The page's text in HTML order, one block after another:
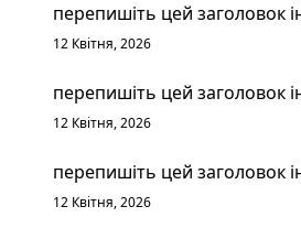
перепишіть цей заголовок
12 Квітня, 2026
перепишіть цей заголовок
12 Квітня, 2026
перепишіть цей заголовок
12 Квітня, 2026